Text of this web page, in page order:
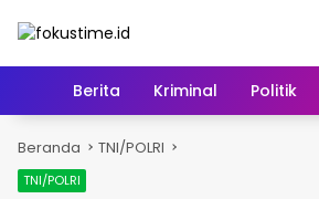
HomeBerita Kriminal Politik
Beranda TNI/POLRI
TNI/POLRI